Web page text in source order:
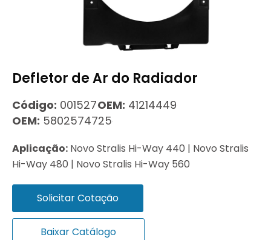
Defletor de Ar do Radiador
Código: 001527OEM: 41214449
OEM: 5802574725
Aplicação: Novo Stralis Hi-Way 440 | Novo Stralis
Hi-Way 480 | Novo Stralis Hi-Way 560
Solicitar Cotação
Baixar Catálogo